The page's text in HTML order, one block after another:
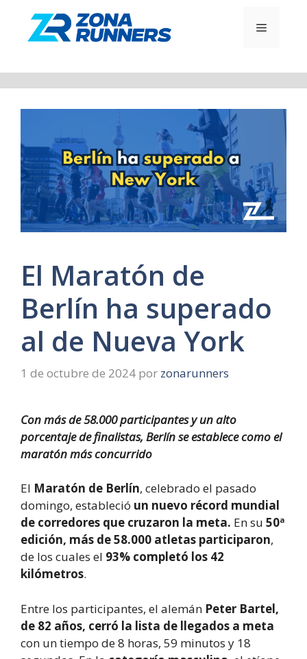
contenido
MENÚ
El Maratón de
Berlín ha superado
al de Nueva York
1 de octubre de 2024 por zonarunners
Con más de 58.000 participantes y un alto
porcentaje de finalistas, Berlín se establece como el
maratón más concurrido
El Maratón de Berlín, celebrado el pasado
domingo, estableció un nuevo récord mundial
de corredores que cruzaron la meta. En su 50ª
edición, más de 58.000 atletas participaron,
de los cuales el 93% completó los 42
kilómetros.
Entre los participantes, el alemán Peter Bartel,
de 82 años, cerró la lista de llegados a meta
con un tiempo de 8 horas, 59 minutos y 18